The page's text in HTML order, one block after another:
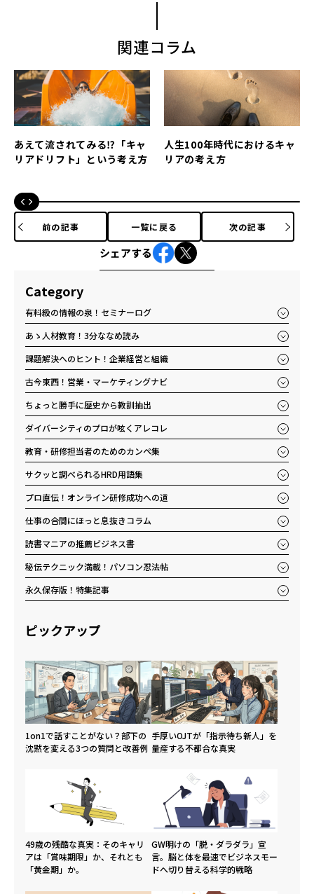
Category
有料級の情報の泉！セミナーログ
あゝ人材教育！3分ななめ読み
課題解決へのヒント！企業経営と組織
古今東西！営業・マーケティングナビ
ちょっと勝手に歴史から教訓抽出
ダイバーシティのプロが呟くアレコレ
教育・研修担当者のためのカンペ集
サクッと調べられるHRD用語集
プロ直伝！オンライン研修成功への道
仕事の合間にほっと息抜きコラム
読書マニアの推薦ビジネス書
秘伝テクニック満載！パソコン忍法帖
永久保存版！特集記事
ピックアップ
1on1で話すことがない？部下の
沈黙を変える3つの質問と改善例
手厚いOJTが「指示待ち新人」を
量産する不都合な真実
49歳の残酷な真実：そのキャリ
アは「賞味期限」か、それとも
「黄金期」か。
GW明けの「脱・ダラダラ」宣
言。脳と体を最速でビジネスモー
ドへ切り替える科学的戦略
関連コラム
あえて流されてみる⁉「キャ
リアドリフト」という考え方
人生100年時代におけるキャ
リアの考え方
前の記事 一覧に戻る 次の記事
シェアする